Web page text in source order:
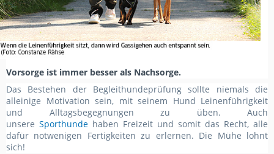
Vorsorge ist immer besser als Nachsorge.
Das Bestehen der Begleithundeprüfung sollte niemals die
alleinige Motivation sein, mit seinem Hund Leinenführigkeit
und Alltagsbegegnungen zu üben. Auch
unsere Sporthunde haben Freizeit und somit das Recht, alle
dafür notwenigen Fertigkeiten zu erlernen. Die Mühe lohnt
sich!